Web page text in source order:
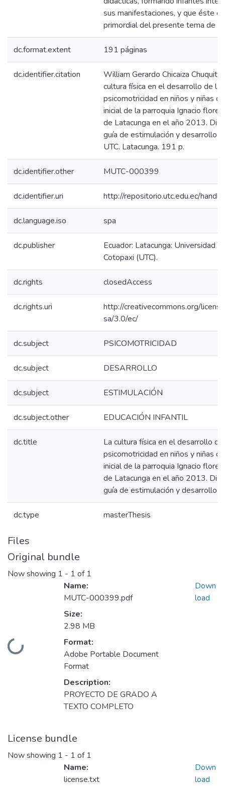
sus manifestaciones, y que éste
primordial del presente tema de
dc.format.extent 191 páginas
dc.identifier.citation
William Gerardo Chicaiza
cultura física en el desarrollo de la
psicomotricidad en niños y niñas
inicial de la parroquia Ignacio
de Latacunga en el año 2013.
guía de estimulación y desarrollo
UTC. Latacunga. 191 p.
dc.identifier.other MUTC-000399
dc.identifier.uri http://repositorio.utc.edu.ec/
dc.language.iso spa
dc.publisher
Ecuador: Latacunga: Universidad
Cotopaxi (UTC).
dc.rights closedAccess
dc.rights.uri
http://creativecommons.org/
sa/3.0/ec/
dc.subject PSICOMOTRICIDAD
dc.subject DESARROLLO
dc.subject ESTIMULACIÓN
dc.subject.other EDUCACIÓN INFANTIL
dc.title
La cultura física en el desarrollo
psicomotricidad en niños y niñas
inicial de la parroquia Ignacio
de Latacunga en el año 2013.
guía de estimulación y desarrollo
dc.type masterThesis
Files
Original bundle
Now showing 1 - 1 of 1
Loading...
Name:
MUTC-000399.pdf
Size:
2.98 MB
Format:
Adobe Portable Document
Format
Description:
PROYECTO DE GRADO A
TEXTO COMPLETO
Down
load
License bundle
Now showing 1 - 1 of 1
Name:
license.txt
Down
load